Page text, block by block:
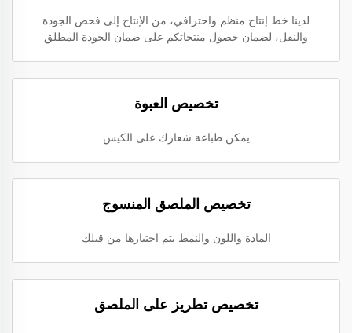
لدينا خط إنتاج منظم واحترافي، من الإنتاج إلى فحص الجودة
والنقل، لضمان حصول منتجاتكم على ضمان الجودة المطلق
تخصيص العبوة
يمكن طباعة شعارك على الكيس
تخصيص الملصق المنسوج
المادة واللون والنمط يتم اختيارها من قبلك
تخصيص تطريز على الملصق